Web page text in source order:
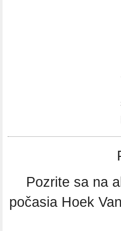
Pozrite sa na
počasia Hoek